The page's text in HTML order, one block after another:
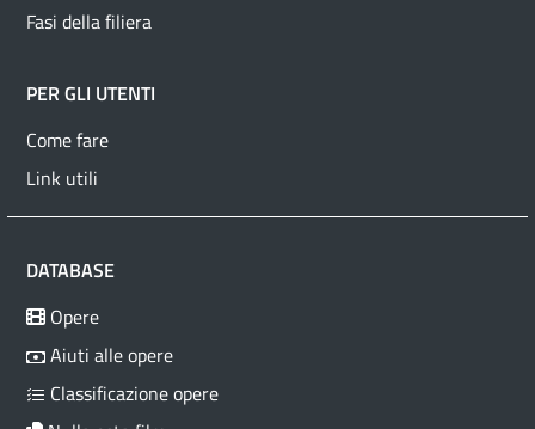
Fasi della filiera
PER GLI UTENTI
Come fare
Link utili
DATABASE
Opere
Aiuti alle opere
Classificazione opere